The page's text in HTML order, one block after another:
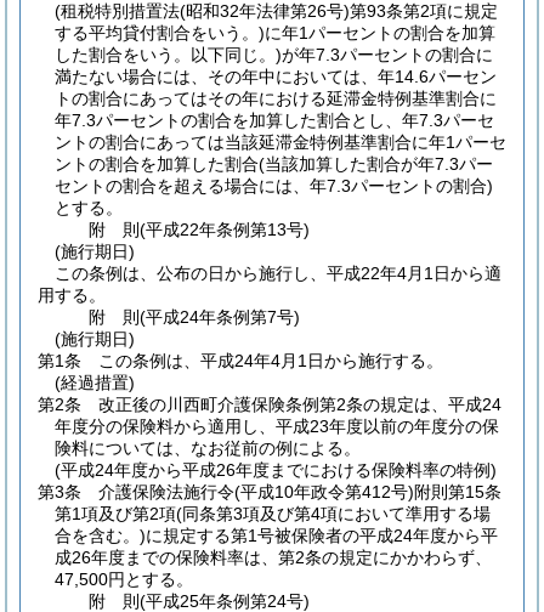
(租税特別措置法(昭和32年法律第26号)第93条第2項に規定
する平均貸付割合をいう。)に年1パーセントの割合を加算
した割合をいう。以下同じ。)が年7.3パーセントの割合に
満たない場合には、その年中においては、年14.6パーセン
トの割合にあってはその年における延滞金特例基準割合に
年7.3パーセントの割合を加算した割合とし、年7.3パーセ
ントの割合にあっては当該延滞金特例基準割合に年1パーセ
ントの割合を加算した割合(当該加算した割合が年7.3パー
セントの割合を超える場合には、年7.3パーセントの割合)
とする。
附 則(平成22年条例第13号)
(施行期日)
この条例は、公布の日から施行し、平成22年4月1日から適
用する。
附 則(平成24年条例第7号)
(施行期日)
第1条
この条例は、平成24年4月1日から施行する。
(経過措置)
第2条
改正後の川西町介護保険条例第2条の規定は、平成24
年度分の保険料から適用し、平成23年度以前の年度分の保
険料については、なお従前の例による。
(平成24年度から平成26年度までにおける保険料率の特例)
第3条
介護保険法施行令(平成10年政令第412号)附則第15条
第1項及び第2項(同条第3項及び第4項において準用する場
合を含む。)に規定する第1号被保険者の平成24年度から平
成26年度までの保険料率は、第2条の規定にかかわらず、
47,500円とする。
附 則(平成25年条例第24号)